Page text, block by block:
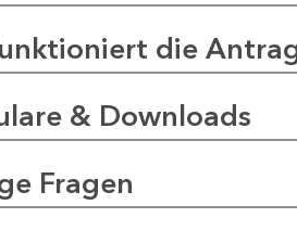
die
& Downloads
Fragen